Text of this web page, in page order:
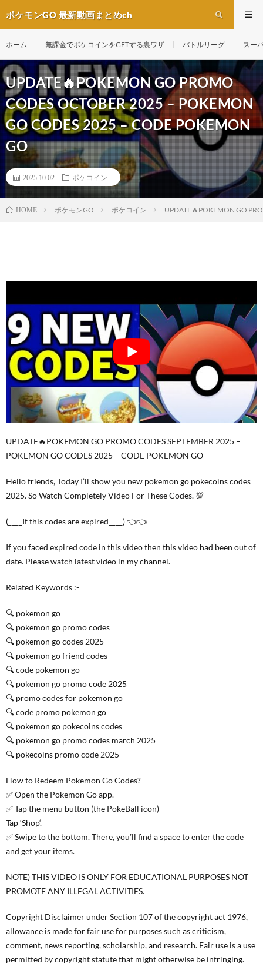
ポケモンGO 最新動画まとめch
ホーム 無課金でポケコインをGETする裏ワザ バトルリーグ スー
UPDATE🔥POKEMON GO PROMO
CODES OCTOBER 2025 – POKEMON
GO CODES 2025 – CODE POKEMON
GO
2025.10.02 ポケコイン
HOME ポケモンGO ポケコイン UPDATE🔥POKEMON GO
UPDATE🔥POKEMON GO PROMO CODES SEPTEMBER 2025 –
POKEMON GO CODES 2025 – CODE POKEMON GO
Hello friends, Today I’ll show you new pokemon go pokecoins codes
2025. So Watch Completely Video For These Codes. 💯
(____If this codes are expired____) 👈👈
If you faced expired code in this video then this video had been out of
date. Please watch latest video in my channel.
Related Keywords :-
🔍 pokemon go
🔍 pokemon go promo codes
🔍 pokemon go codes 2025
🔍 pokemon go friend codes
🔍 code pokemon go
🔍 pokemon go promo code 2025
🔍 promo codes for pokemon go
🔍 code promo pokemon go
🔍 pokemon go pokecoins codes
🔍 pokemon go promo codes march 2025
🔍 pokecoins promo code 2025
How to Redeem Pokemon Go Codes?
✅ Open the Pokemon Go app.
✅ Tap the menu button (the PokeBall icon)
Tap ‘Shop‘.
✅ Swipe to the bottom. There, you’ll find a space to enter the code
and get your items.
NOTE) THIS VIDEO IS ONLY FOR EDUCATIONAL PURPOSES NOT
PROMOTE ANY ILLEGAL ACTIVITIES.
Copyright Disclaimer under Section 107 of the copyright act 1976,
allowance is made for fair use for purposes such as criticism,
comment, news reporting, scholarship, and research. Fair use is a use
permitted by copyright statute that might otherwise be infringing.